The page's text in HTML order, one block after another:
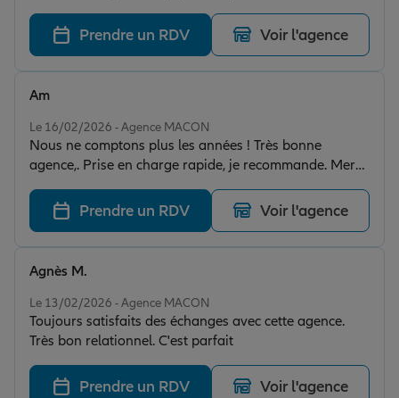
Prendre un RDV Voir l'agence
Le 16/02/2026 - Agence MACON
Nous ne comptons plus les années ! Très bonne
agence,. Prise en charge rapide, je recommande. Merci
à Fabienne et toute l'équipe.
Am
Prendre un RDV Voir l'agence
Le 13/02/2026 - Agence MACON
Toujours satisfaits des échanges avec cette agence.
Très bon relationnel. C'est parfait
Agnès M.
Prendre un RDV Voir l'agence